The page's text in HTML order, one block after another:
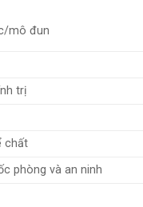
mô đun
trị
chất
phòng và an ninh